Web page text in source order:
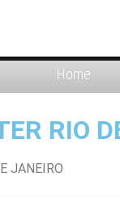
Home
RIO